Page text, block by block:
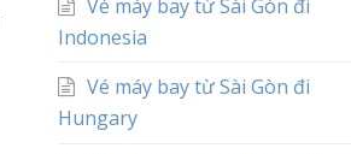
Vé máy bay từ Sài Gòn đi
Indonesia
Vé máy bay từ Sài Gòn đi
Hungary